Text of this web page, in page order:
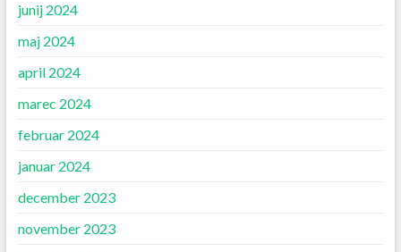
junij 2024
maj 2024
april 2024
marec 2024
februar 2024
januar 2024
december 2023
november 2023